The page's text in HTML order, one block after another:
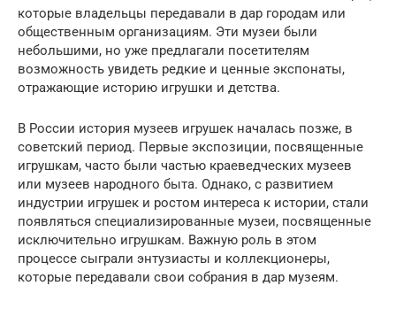
которые владельцы передавали в дар городам или
общественным организациям. Эти музеи были
небольшими, но уже предлагали посетителям
возможность увидеть редкие и ценные экспонаты,
отражающие историю игрушки и детства.
В России история музеев игрушек началась позже, в
советский период. Первые экспозиции, посвященные
игрушкам, часто были частью краеведческих музеев
или музеев народного быта. Однако, с развитием
индустрии игрушек и ростом интереса к истории, стали
появляться специализированные музеи, посвященные
исключительно игрушкам. Важную роль в этом
процессе сыграли энтузиасты и коллекционеры,
которые передавали свои собрания в дар музеям.